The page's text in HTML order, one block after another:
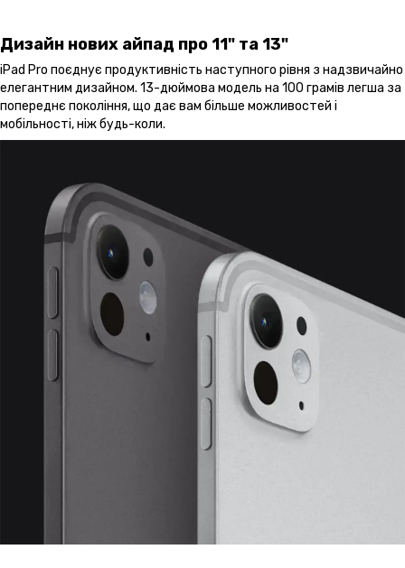
Дизайн нових айпад про 11" та 13"
iPad Pro поєднує продуктивність наступного рівня з надзвичайно
елегантним дизайном. 13-дюймова модель на 100 грамів легша за
попереднє покоління, що дає вам більше можливостей і
мобільності, ніж будь-коли.